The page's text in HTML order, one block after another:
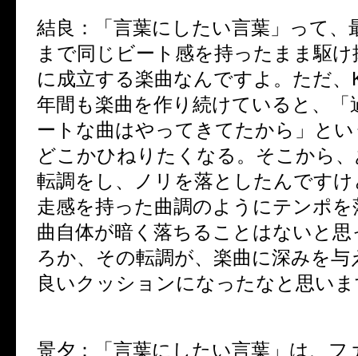
結良：
「言葉にしたい言葉」って、
まで同じビート感を持ったまま駆
に成立する楽曲なんですよ。ただ、
年間も楽曲を作り続けていると、「
ートな曲はやってきてたから」と
どこかひねりたくなる。そこから
転調をし、ノリを落としたんです
走感を持った曲調のようにテンポ
曲自体が暗く落ちることはないと
ろか、その転調が、楽曲に深みを
良いクッションになったなと思い
景夕：
「言葉にしたい言葉」は、